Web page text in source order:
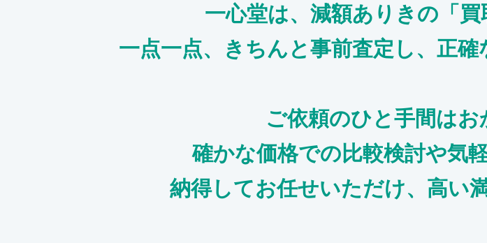
一心堂は、減額ありきの「買
一点一点、きちんと事前査定し、正確
ご依頼のひと手間はお
確かな価格での比較検討や気
納得してお任せいただけ、高い